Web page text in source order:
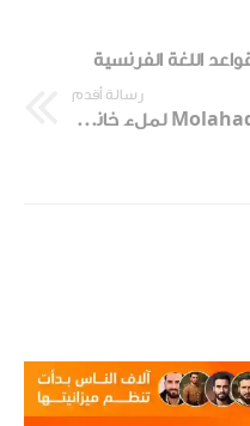
اللغة الفرنسية
رسالة أقدم
Molahadat'>جديد : برنامج Molahadat لملء خانات "ملاحظات الأستاذ" بكبسة زر وفي أقل من ثانية